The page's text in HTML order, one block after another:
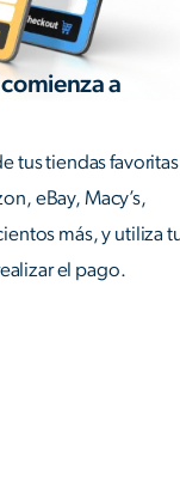
a
tus tiendas favoritas
eBay, Macy’s,
más, y utiliza
el pago.